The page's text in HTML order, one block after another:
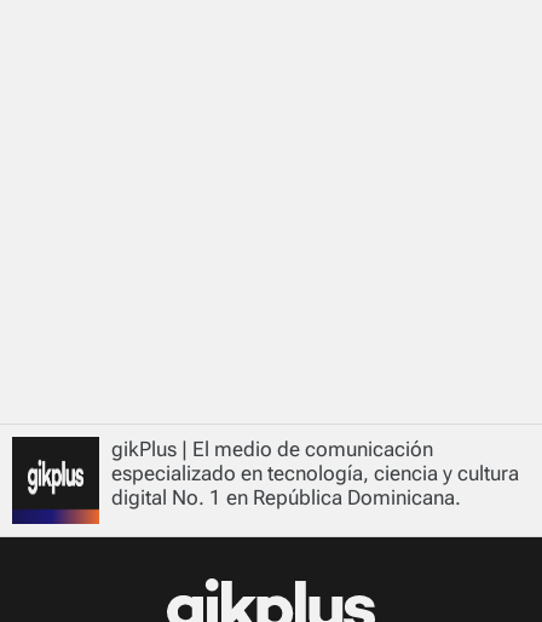
gikPlus | El medio de comunicación
especializado en tecnología, ciencia y cultura
digital No. 1 en República Dominicana.